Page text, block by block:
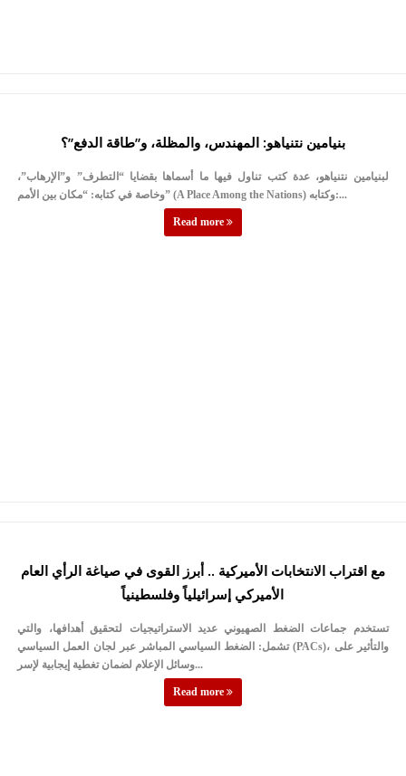
بنيامين نتنياهو: المهندس، والمظلة، و”طاقة الدفع”؟
لبنيامين نتنياهو، عدة كتب تناول فيها ما أسماها بقضايا “التطرف” و”الإرهاب”،
وخاصة في كتابه: “مكان بين الأمم” (A Place Among the Nations) وكتابه:...
Read more
مع اقتراب الانتخابات الأميركية .. أبرز القوى في صياغة الرأي العام
الأميركي إسرائيلياً وفلسطينياً
تستخدم جماعات الضغط الصهيوني عديد الاستراتيجيات لتحقيق أهدافها، والتي
تشمل: الضغط السياسي المباشر عبر لجان العمل السياسي (PACs)، والتأثير على
وسائل الإعلام لضمان تغطية إيجابية لإسر...
Read more